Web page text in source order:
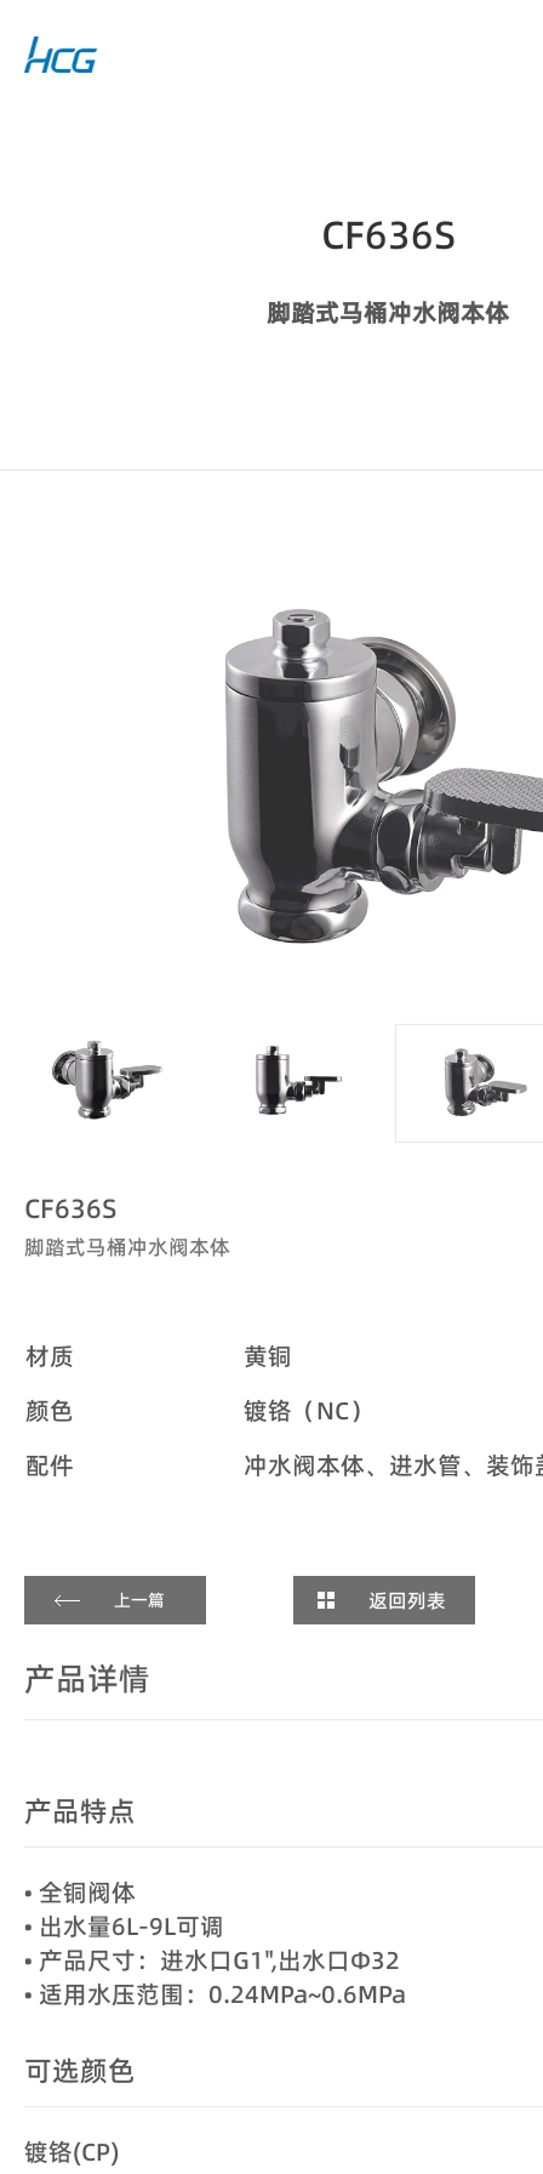
CF636S
脚踏式马桶冲水阀本体
CF636S
脚踏式马桶冲水阀本体
材质
黄铜
颜色
镀铬（NC）
配件
冲水阀本体、进水管、装饰
上一篇 返回列表
产品详情
产品特点
• 全铜阀体
• 出水量6L-9L可调
• 产品尺寸：进水口G1",出水口Φ32
• 适用水压范围：0.24MPa~0.6MPa
可选颜色
镀铬(CP)